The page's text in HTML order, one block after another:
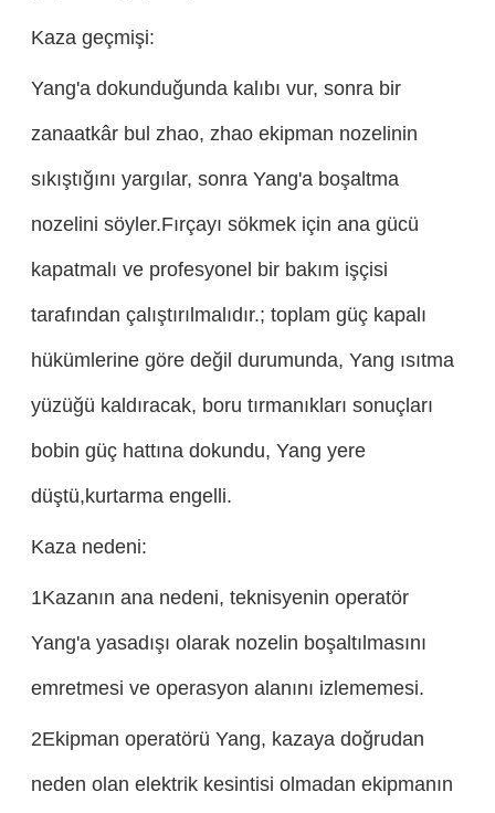
Kaza geçmişi:
Yang'a dokunduğunda kalıbı vur, sonra bir
zanaatkâr bul zhao, zhao ekipman nozelinin
sıkıştığını yargılar, sonra Yang'a boşaltma
nozelini söyler.Fırçayı sökmek için ana gücü
kapatmalı ve profesyonel bir bakım işçisi
tarafından çalıştırılmalıdır.; toplam güç kapalı
hükümlerine göre değil durumunda, Yang ısıtma
yüzüğü kaldıracak, boru tırmanıkları sonuçları
bobin güç hattına dokundu, Yang yere
düştü,kurtarma engelli.
Kaza nedeni:
1Kazanın ana nedeni, teknisyenin operatör
Yang'a yasadışı olarak nozelin boşaltılmasını
emretmesi ve operasyon alanını izlememesi.
2Ekipman operatörü Yang, kazaya doğrudan
neden olan elektrik kesintisi olmadan ekipmanın